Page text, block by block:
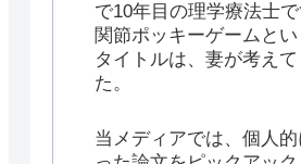
で10年目の理学療法士で
関節ポッキーゲームと
タイトルは、妻が考え
た。
当メディアでは、個人